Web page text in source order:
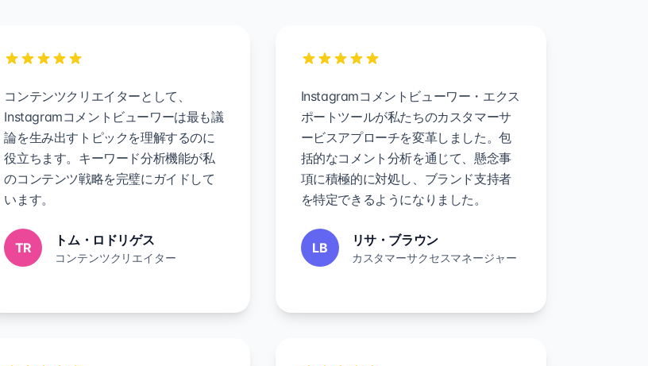
コンテンツクリエイターとして、
Instagramコメントビューワーは最も議
論を生み出すトピックを理解するのに
役立ちます。キーワード分析機能が私
のコンテンツ戦略を完璧にガイドして
います。
TR トム・ロドリゲス
コンテンツクリエイター
Instagramコメントビューワー・エクス
ポートツールが私たちのカスタマーサ
ービスアプローチを変革しました。包
括的なコメント分析を通じて、懸念事
項に積極的に対処し、ブランド支持者
を特定できるようになりました。
LB リサ・ブラウン
カスタマーサクセスマネージャー